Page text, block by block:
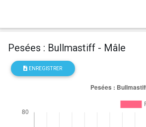
Pesées : Bullmastiff - Mâle
ENREGISTRER